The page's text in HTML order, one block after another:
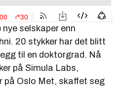
selskaper enn
20 stykker har det blitt
til en doktorgrad. Nå
på Simula Labs,
på Oslo Met, skaffet seg